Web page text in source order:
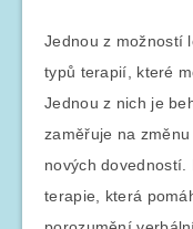
Jednou z možností
typů terapií, které
Jednou z nich je
zaměřuje na
nových
terapie, která